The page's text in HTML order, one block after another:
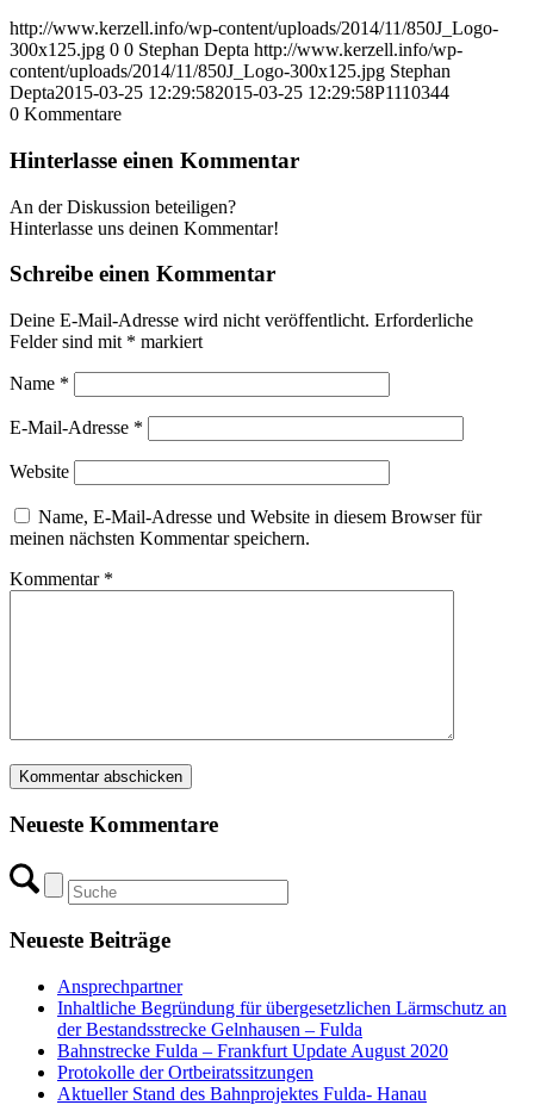
http://www.kerzell.info/wp-content/uploads/2014/11/850J_Logo-
300x125.jpg 0 0 Stephan Depta http://www.kerzell.info/wp-
content/uploads/2014/11/850J_Logo-300x125.jpg Stephan
Depta2015-03-25 12:29:582015-03-25 12:29:58P1110344
0 Kommentare
Hinterlasse einen Kommentar
An der Diskussion beteiligen?
Hinterlasse uns deinen Kommentar!
Schreibe einen Kommentar
Deine E-Mail-Adresse wird nicht veröffentlicht. Erforderliche
Felder sind mit * markiert
Name *
E-Mail-Adresse *
Website
Name, E-Mail-Adresse und Website in diesem Browser für
meinen nächsten Kommentar speichern.
Kommentar *
Neueste Kommentare
Neueste Beiträge
Ansprechpartner
Inhaltliche Begründung für übergesetzlichen Lärmschutz an
der Bestandsstrecke Gelnhausen – Fulda
Bahnstrecke Fulda – Frankfurt Update August 2020
Protokolle der Ortbeiratssitzungen
Aktueller Stand des Bahnprojektes Fulda- Hanau